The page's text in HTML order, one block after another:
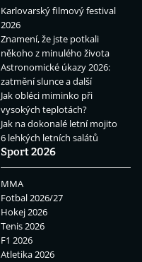
Karlovarský filmový festival
2026
Znamení, že jste potkali
někoho z minulého života
Astronomické úkazy 2026:
zatmění slunce a další
Jak obléci miminko při
vysokých teplotách?
Jak na dokonalé letní mojito
6 lehkých letních salátů
Sport 2026
MMA
Fotbal 2026/27
Hokej 2026
Tenis 2026
F1 2026
Atletika 2026